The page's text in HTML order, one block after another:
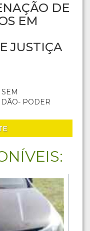
DE
EM
JUSTIÇA
PODER